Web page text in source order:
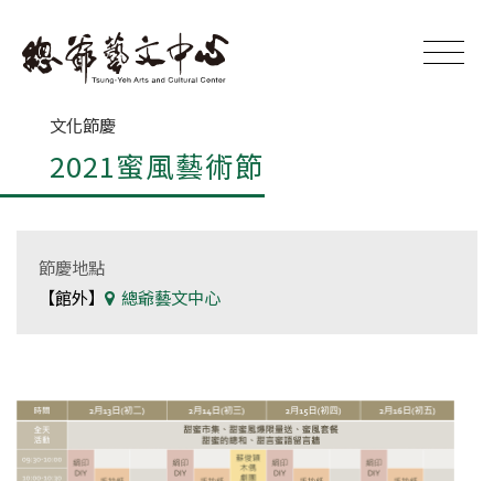
文化節慶
2021蜜風藝術節
節慶地點
【館外】
總爺藝文中心